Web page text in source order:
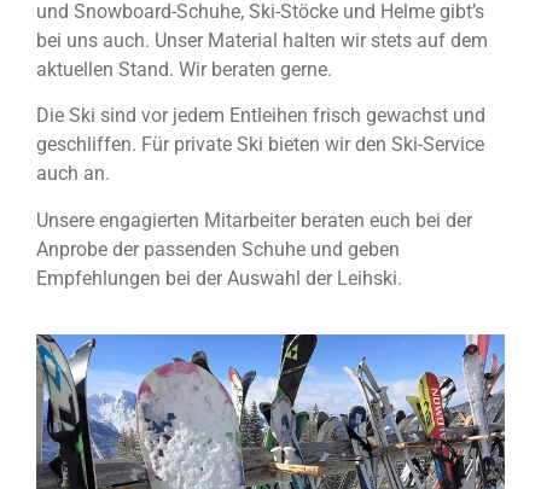
und Snowboard-Schuhe, Ski-Stöcke und Helme gibt’s
bei uns auch. Unser Material halten wir stets auf dem
aktuellen Stand. Wir beraten gerne.
Die Ski sind vor jedem Entleihen frisch gewachst und
geschliffen. Für private Ski bieten wir den Ski-Service
auch an.
Unsere engagierten Mitarbeiter beraten euch bei der
Anprobe der passenden Schuhe und geben
Empfehlungen bei der Auswahl der Leihski.